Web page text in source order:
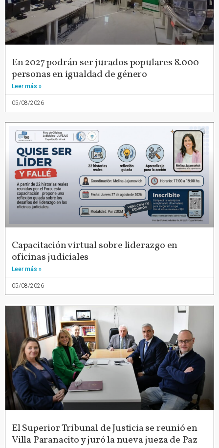
En 2027 podrán ser jurados populares 8.000
personas en igualdad de género
Leer más »
05/08/2026
Capacitación virtual sobre liderazgo en
oficinas judiciales
Leer más »
05/08/2026
El Superior Tribunal de Justicia se reunió en
Villa Paranacito y juró la nueva jueza de Paz